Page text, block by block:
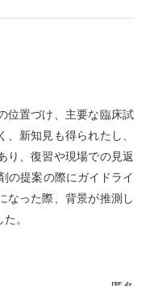
位置づけ、主要な臨床試
新知見も得られたし、
り、復習や現場での見返
の提案の際にガイドライ
なった際、背景が推測し
。